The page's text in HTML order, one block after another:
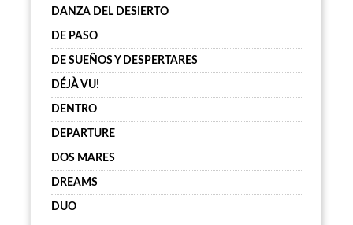
DANZA DEL DESIERTO
DE PASO
DE SUEÑOS Y DESPERTARES
DÉJÀ VU!
DENTRO
DEPARTURE
DOS MARES
DREAMS
DUO